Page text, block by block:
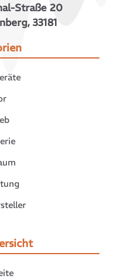
Straße 20
33181